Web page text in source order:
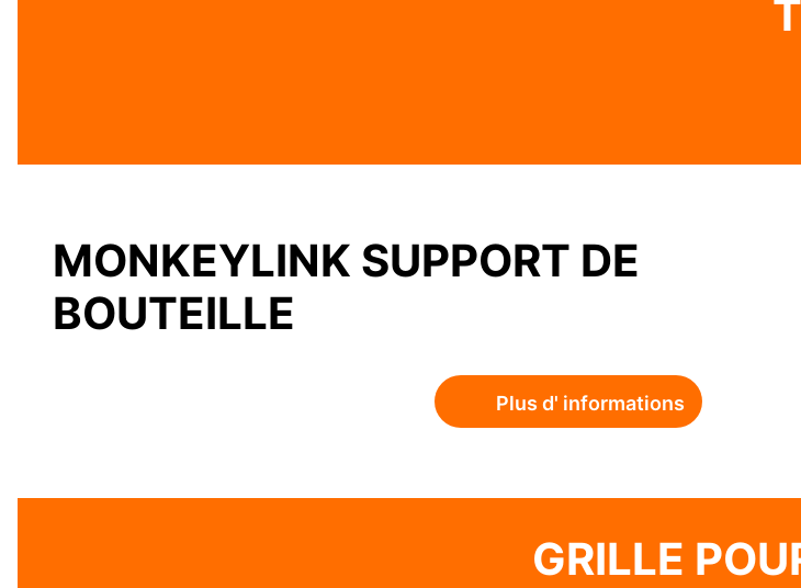
MONKEYLINK SUPPORT DE
BOUTEILLE
Plus d' informations
GRILLE